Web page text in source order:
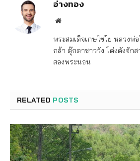
อ่างทอง
Website
พระสมเด็จเกษไชโย หลวงพ่
กล้า ตุ๊กตาชาววัง โด่งดังจัก
สองพระนอน
RELATED POSTS